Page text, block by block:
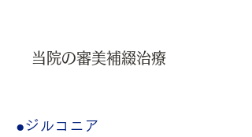
当院の審美補綴治療
●ジルコニア